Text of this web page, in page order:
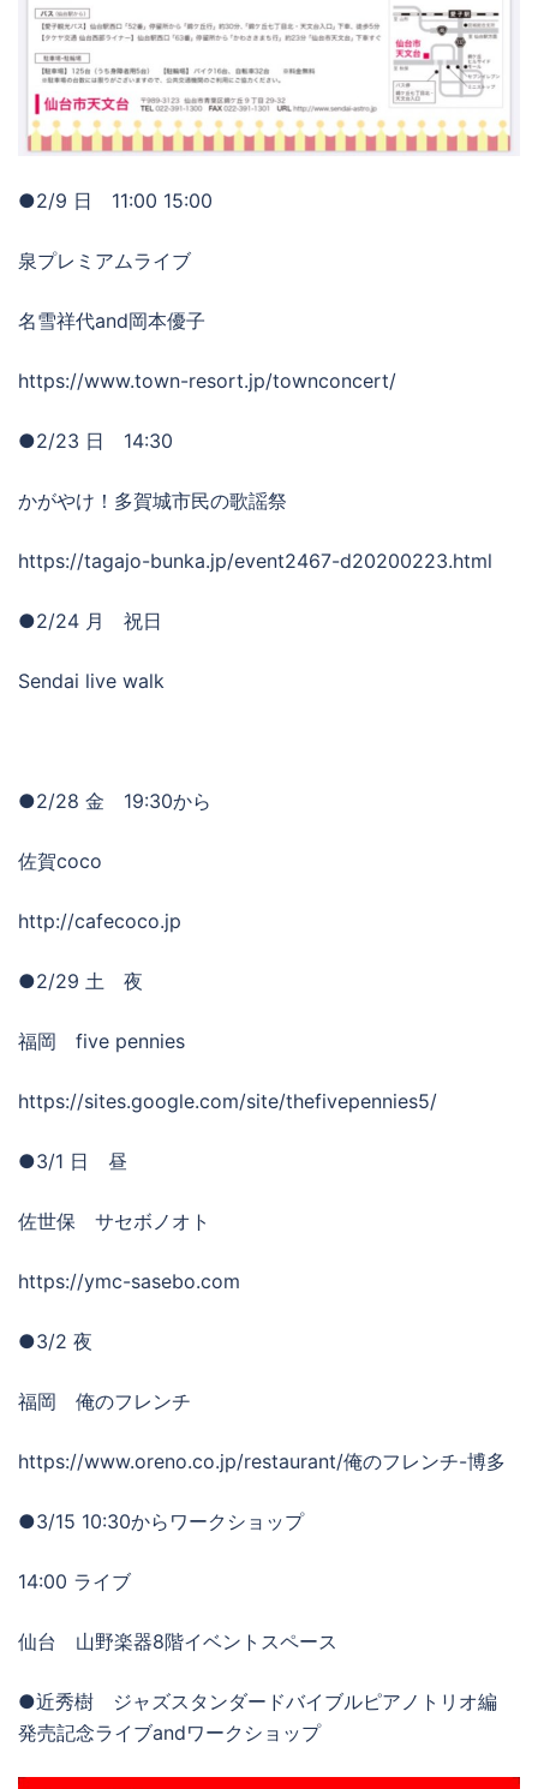
●2/9 日 11:00 15:00
泉プレミアムライブ
名雪祥代and岡本優子
https://www.town-resort.jp/townconcert/
●2/23 日 14:30
かがやけ！多賀城市民の歌謡祭
https://tagajo-bunka.jp/event2467-d20200223.html
●2/24 月 祝日
Sendai live walk
●2/28 金 19:30から
佐賀coco
http://cafecoco.jp
●2/29 土 夜
福岡 five pennies
https://sites.google.com/site/thefivepennies5/
●3/1 日 昼
佐世保 サセボノオト
https://ymc-sasebo.com
●3/2 夜
福岡 俺のフレンチ
https://www.oreno.co.jp/restaurant/俺のフレンチ-博多
●3/15 10:30からワークショップ
14:00 ライブ
仙台 山野楽器8階イベントスペース
●近秀樹 ジャズスタンダードバイブルピアノトリオ編
発売記念ライブandワークショップ